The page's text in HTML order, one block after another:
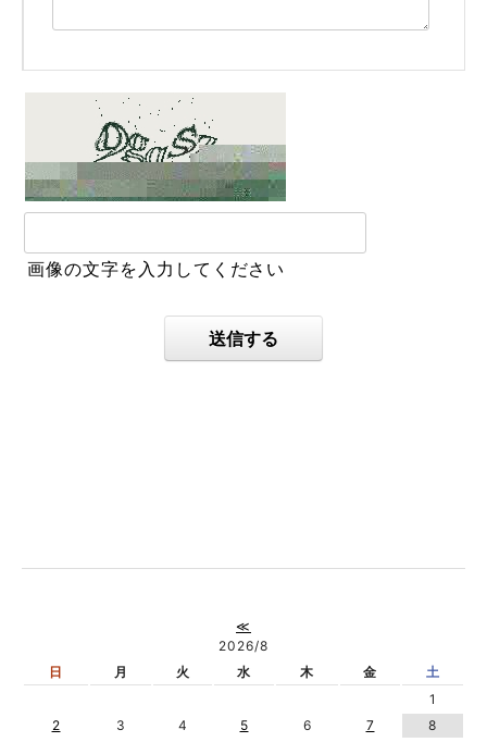
画像の文字を入力してください
送信する
≪
2026/8
日
月 火 水 木 金
土
1
2
3 4 5 6 7
8